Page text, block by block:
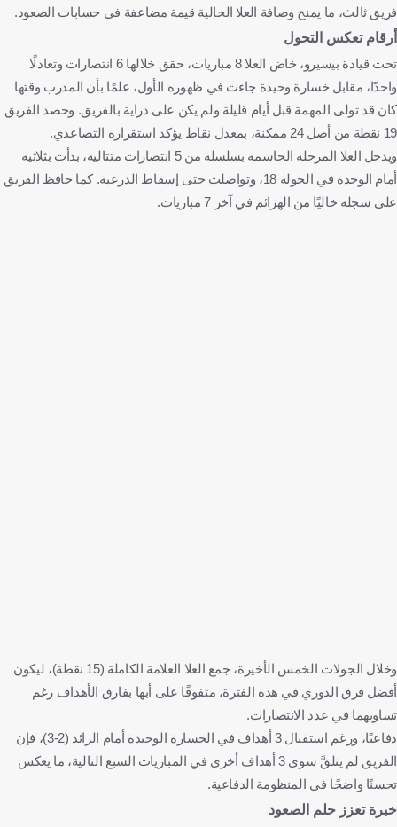
فريق ثالث، ما يمنح وصافة العلا الحالية قيمة مضاعفة في حسابات الصعود.
أرقام تعكس التحول
تحت قيادة بيسيرو، خاض العلا 8 مباريات، حقق خلالها 6 انتصارات وتعادلًا
واحدًا، مقابل خسارة وحيدة جاءت في ظهوره الأول، علمًا بأن المدرب وقتها
كان قد تولى المهمة قبل أيام قليلة ولم يكن على دراية بالفريق. وحصد الفريق
19 نقطة من أصل 24 ممكنة، بمعدل نقاط يؤكد استقراره التصاعدي.
ويدخل العلا المرحلة الحاسمة بسلسلة من 5 انتصارات متتالية، بدأت بثلاثية
أمام الوحدة في الجولة 18، وتواصلت حتى إسقاط الدرعية. كما حافظ الفريق
على سجله خاليًا من الهزائم في آخر 7 مباريات.
وخلال الجولات الخمس الأخيرة، جمع العلا العلامة الكاملة (15 نقطة)، ليكون
أفضل فرق الدوري في هذه الفترة، متفوقًا على أبها بفارق الأهداف رغم
تساويهما في عدد الانتصارات.
دفاعيًا، ورغم استقبال 3 أهداف في الخسارة الوحيدة أمام الرائد (2-3)، فإن
الفريق لم يتلقَّ سوى 3 أهداف أخرى في المباريات السبع التالية، ما يعكس
تحسنًا واضحًا في المنظومة الدفاعية.
خبرة تعزز حلم الصعود